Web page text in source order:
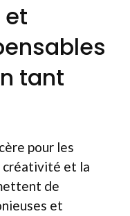
tant
pour les
créativité et la
de
et